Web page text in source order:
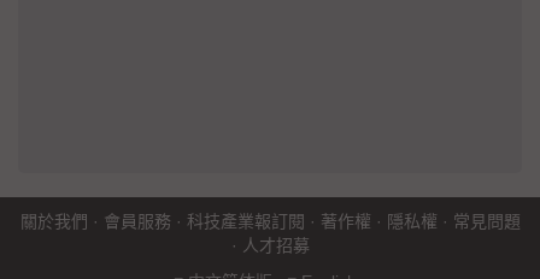
關於我們 · 會員服務 · 科技產業報訂閱 · 著作權 · 隱私權 · 常見問題
· 人才招募